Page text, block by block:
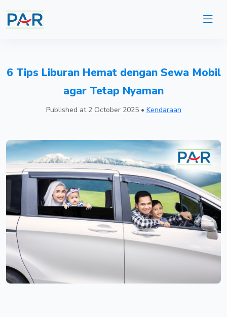
6 Tips Liburan Hemat dengan Sewa Mobil
agar Tetap Nyaman
Published at 2 October 2025 • Kendaraan